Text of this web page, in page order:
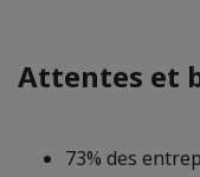
Attentes et
73% des